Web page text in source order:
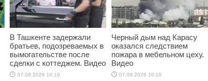
В Ташкенте задержали
братьев, подозреваемых в
вымогательстве после
сделки с коттеджем. Видео
07.08.2026 16:10
Черный дым над Карасу
оказался следствием
пожара в мебельном цеху.
Видео
07.08.2026 16:10